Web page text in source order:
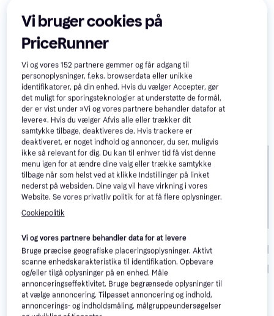
Canopia by Palram SanRemo
Veranda (703991)
46.270 kr.
Vi bruger cookies på
PriceRunner
Vi og vores152 partnere gemmer og får adgang til
personoplysninger, f.eks. browserdata eller unikke
identifikatorer, på din enhed. Hvis du vælger Accepter, gør
det muligt for sporingsteknologier at understøtte de formål,
der er vist under »Vi og vores partnere behandler datafor at
levere«. Hvis du vælger Afvis alle eller trækker dit
samtykke tilbage, deaktiveres de. Hvis trackere er
deaktiveret, er noget indhold og annoncer, du ser, muligvis
ikke så relevant for dig. Du kan til enhver tid få vist denne
menu igen for at ændre dine valg eller trække samtykke
tilbage når som helst ved at klikke Indstillinger på linket
nederst på websiden. Dine valg vil have virkning i vores
Website. Se vores privatliv politik for at få flere oplysninger.
Cookiepolitik
Vi og vores partnere behandler data for at levere
Bruge præcise geografiske placeringsoplysninger. Aktivt
scanne enhedskarakteristika til identifikation. Opbevare
og/eller tilgå oplysninger på en enhed. Måle
annonceringseffektivitet. Bruge begrænsede oplysninger til
at vælge annoncering. Tilpasset annoncering og indhold,
annoncerings- og indholdsmåling, målgruppeundersøgelser